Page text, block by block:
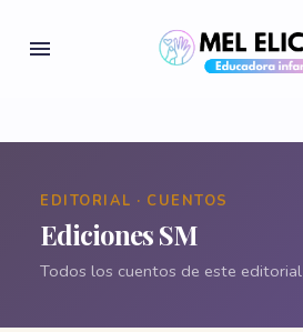
EDITORIAL · CUENTOS
Ediciones SM
Todos los cuentos de este editorial